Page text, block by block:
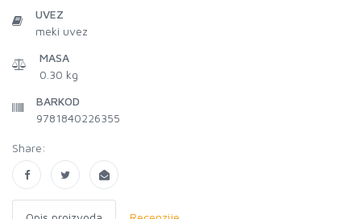
UVEZ
meki uvez
MASA
0.30 kg
BARKOD
9781840226355
Share: